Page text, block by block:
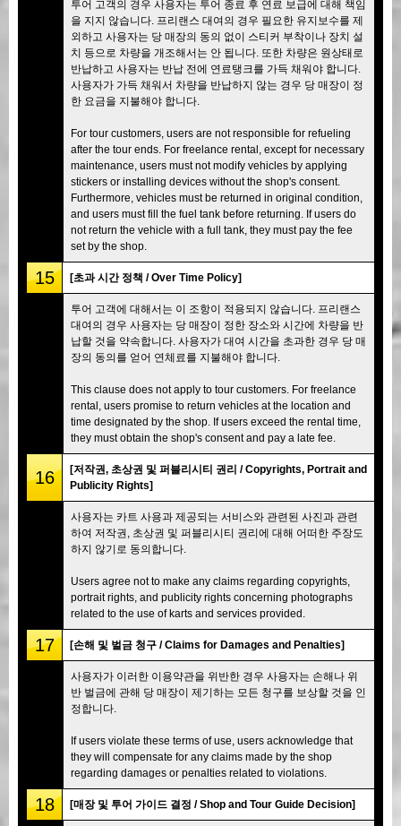
투어 고객의 경우 사용자는 투어 종료 후 연료 보급에 대해 책임
을 지지 않습니다. 프리랜스 대여의 경우 필요한 유지보수를 제
외하고 사용자는 당 매장의 동의 없이 스티커 부착이나 장치 설
치 등으로 차량을 개조해서는 안 됩니다. 또한 차량은 원상태로
반납하고 사용자는 반납 전에 연료탱크를 가득 채워야 합니다.
사용자가 가득 채워서 차량을 반납하지 않는 경우 당 매장이 정
한 요금을 지불해야 합니다.
For tour customers, users are not responsible for refueling
after the tour ends. For freelance rental, except for necessary
maintenance, users must not modify vehicles by applying
stickers or installing devices without the shop's consent.
Furthermore, vehicles must be returned in original condition,
and users must fill the fuel tank before returning. If users do
not return the vehicle with a full tank, they must pay the fee
set by the shop.
15 [초과 시간 정책 / Over Time Policy]
투어 고객에 대해서는 이 조항이 적용되지 않습니다. 프리랜스
대여의 경우 사용자는 당 매장이 정한 장소와 시간에 차량을 반
납할 것을 약속합니다. 사용자가 대여 시간을 초과한 경우 당 매
장의 동의를 얻어 연체료를 지불해야 합니다.
This clause does not apply to tour customers. For freelance
rental, users promise to return vehicles at the location and
time designated by the shop. If users exceed the rental time,
they must obtain the shop's consent and pay a late fee.
16
[저작권, 초상권 및 퍼블리시티 권리 / Copyrights, Portrait and
Publicity Rights]
사용자는 카트 사용과 제공되는 서비스와 관련된 사진과 관련
하여 저작권, 초상권 및 퍼블리시티 권리에 대해 어떠한 주장도
하지 않기로 동의합니다.
Users agree not to make any claims regarding copyrights,
portrait rights, and publicity rights concerning photographs
related to the use of karts and services provided.
17 [손해 및 벌금 청구 / Claims for Damages and Penalties]
사용자가 이러한 이용약관을 위반한 경우 사용자는 손해나 위
반 벌금에 관해 당 매장이 제기하는 모든 청구를 보상할 것을 인
정합니다.
If users violate these terms of use, users acknowledge that
they will compensate for any claims made by the shop
regarding damages or penalties related to violations.
18 [매장 및 투어 가이드 결정 / Shop and Tour Guide Decision]